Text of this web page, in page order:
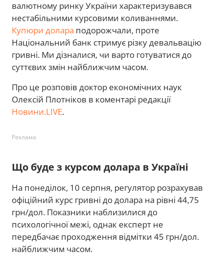
валютному ринку України характеризувався
нестабільними курсовими коливаннями.
Купюри долара подорожчали, проте
Національний банк стримує різку девальвацію
гривні. Ми дізналися, чи варто готуватися до
суттєвих змін найближчим часом.
Про це розповів доктор економічних наук
Олексій Плотніков в коментарі редакції
Новини.LIVE.
Реклама
Що буде з курсом долара в Україні
На понеділок, 10 серпня, регулятор розрахував
офіційний курс гривні до долара на рівні 44,75
грн/дол. Показники наблизилися до
психологічної межі, однак експерт не
передбачає проходження відмітки 45 грн/дол.
найближчим часом.